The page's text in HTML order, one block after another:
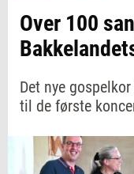
Over 100
Det nye
til de første